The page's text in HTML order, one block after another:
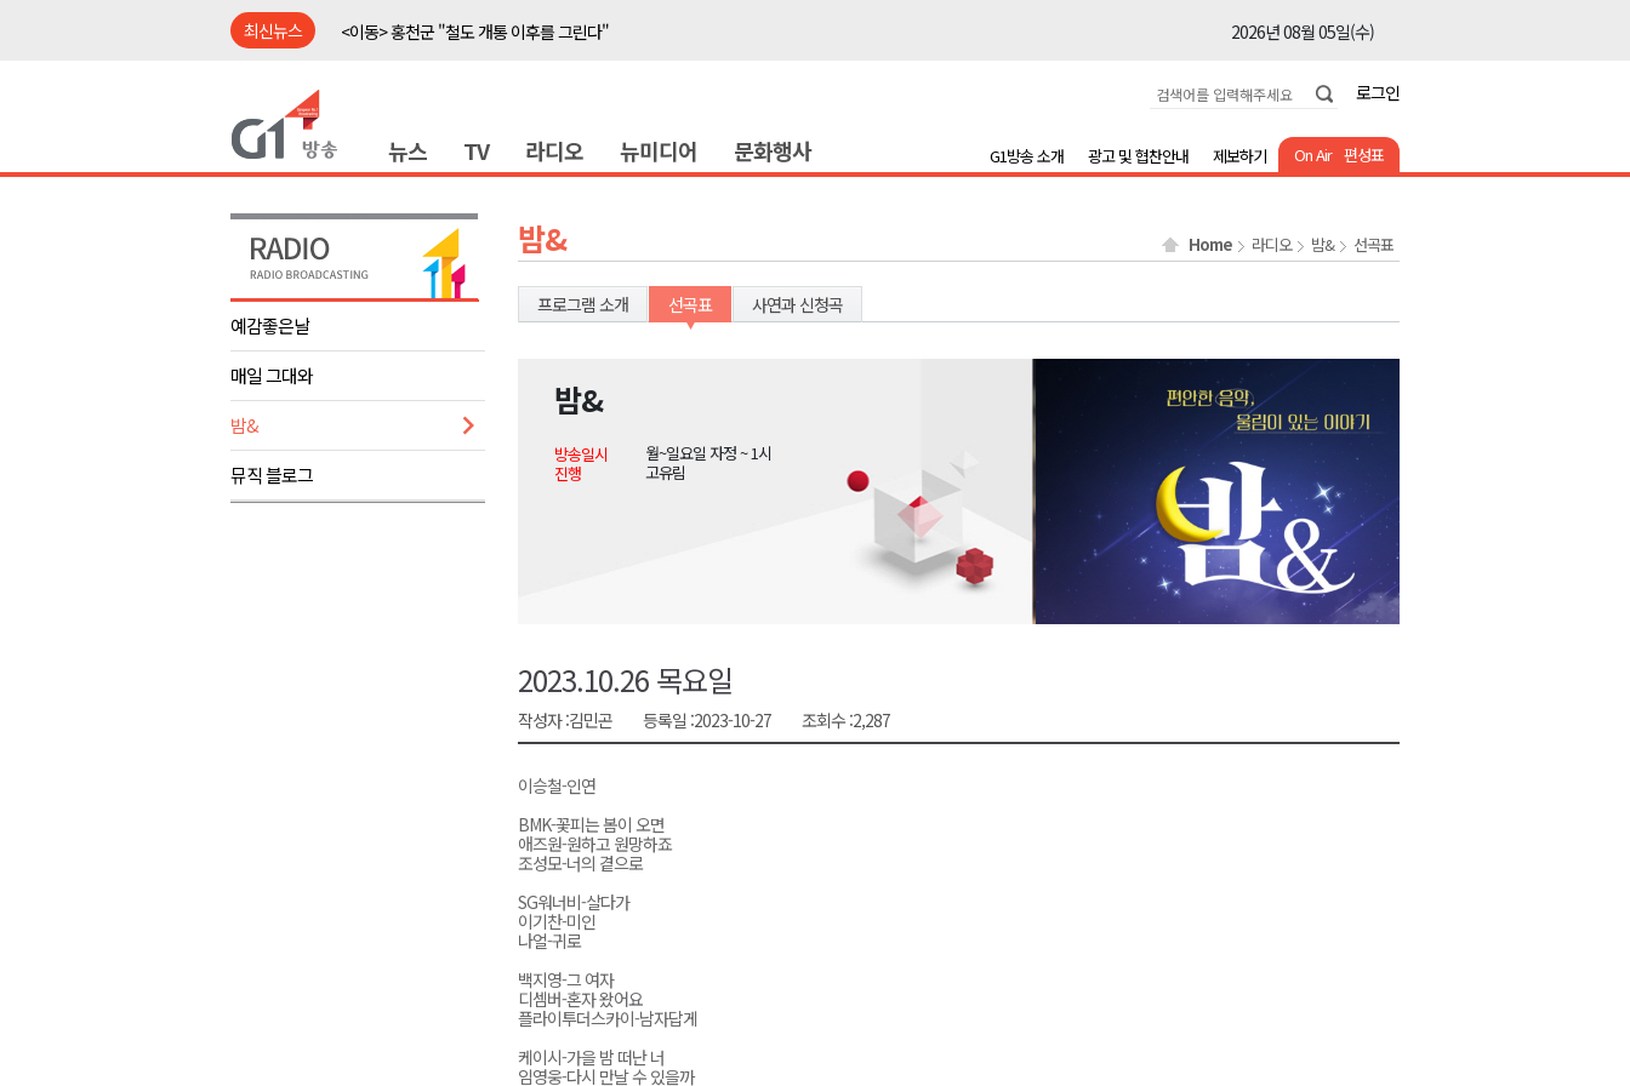
최신뉴스
<이동> 홍천군 "철도 개통 이후를 그린다"
2026년 08월 05일(수)
2026년 08월 05일(수)
강릉 영화영상문화 예산 삭감 반발 확산
2026년 08월 05일(수)
양구군, 상반기 스포츠마케팅 경제효과 212억 원
홍천소방서, 신청사 준공식..33년 만 청사 이전
2026년 08월 05일(수)
ITS 교통도시 강릉..콜 버스 실증
<이동> "무더운 여름, 맥주와 함께"..홍천 맥주축제 개막
2026년 08월 05일(수)
<이동> 홍천군 "철도 개통 이후를 그린다"
2026년 08월 05일(수)
<이동> 홍천 'K-바이오' 거점 구축 '속도'
2026년 08월 05일(수)
<출연> 신영재 홍천군수 대담
2026년 08월 05일(수)
2026년 08월 05일(수)
2026년 08월 05일(수)
2026년 08월 05일(수)
ITS 교통도시 강릉..콜 버스 실증
농민단체 "농자재값 폭등, 농산물 가격 하락" 대책 촉구
로그인
뉴스 TV 라디오 뉴미디어 문화행사 On Air 편성표
G1방송 소개 광고 및 협찬안내 제보하기
예감좋은날
매일 그대와
밤&
뮤직 블로그
밤& Home 라디오 밤& 선곡표
프로그램 소개 선곡표 사연과 신청곡
밤&
방송일시
월~일요일 자정 ~ 1시
진행
고유림
2023.10.26 목요일
작성자 :김민곤 등록일 :2023-10-27 조회수 :2,287
이승철-인연
BMK-꽃피는 봄이 오면
애즈원-원하고 원망하죠
조성모-너의 곁으로
SG워너비-살다가
이기찬-미인
나얼-귀로
백지영-그 여자
디셈버-혼자 왔어요
플라이투더스카이-남자답게
케이시-가을 밤 떠난 너
임영웅-다시 만날 수 있을까